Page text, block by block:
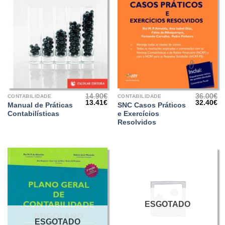
CONTABILIDADE
Manual de Práticas
Contabilísticas
14.90€
O
13.41€O
preço
atual
CONTABILIDADE
SNC Casos Práticos
e Exercícios
Resolvidos
36.00€
O
32.40€O
ESGOTADO
ESGOTADO